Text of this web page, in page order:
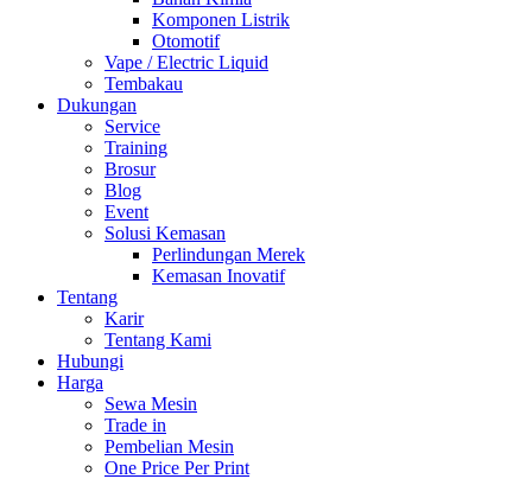
Komponen Listrik
Otomotif
Vape / Electric Liquid
Tembakau
Dukungan
Service
Training
Brosur
Blog
Event
Solusi Kemasan
Perlindungan Merek
Kemasan Inovatif
Tentang
Karir
Tentang Kami
Hubungi
Harga
Sewa Mesin
Trade in
Pembelian Mesin
One Price Per Print